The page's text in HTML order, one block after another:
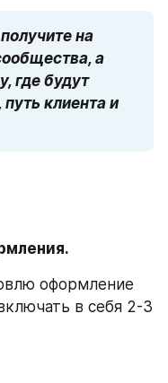
на
а
где будут
клиента и
оформление
в себя 2-3